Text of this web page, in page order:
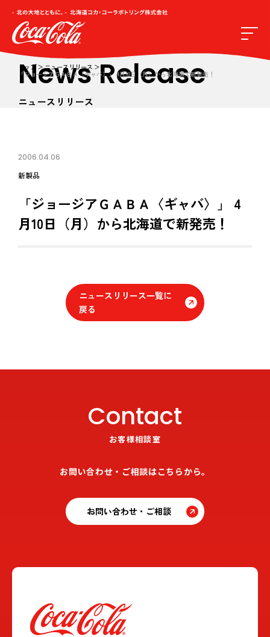
トップ
ニュースリリース
「ジョージアＧＡＢＡ〈ギャバ〉」 4月10日（月）から北海道で新発売！
News Release
ニュースリリース
2006.04.06
新製品
「ジョージアＧＡＢＡ〈ギャバ〉」 4
月10日（月）から北海道で新発売！
ニュースリリース一覧に
戻る
Contact
お客様相談室
お問い合わせ・ご相談はこちらから。
お問い合わせ・ご相談